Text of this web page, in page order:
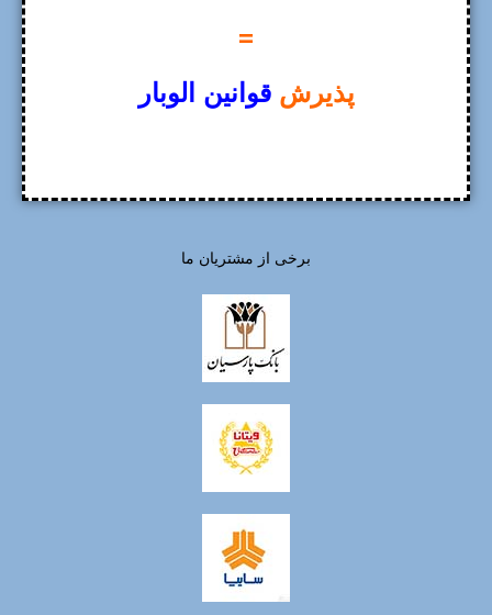
=
پذیرشقوانین الوبار
برخی از مشتریان ما